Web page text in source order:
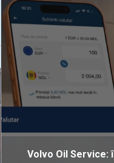
Volvo Oil Service: